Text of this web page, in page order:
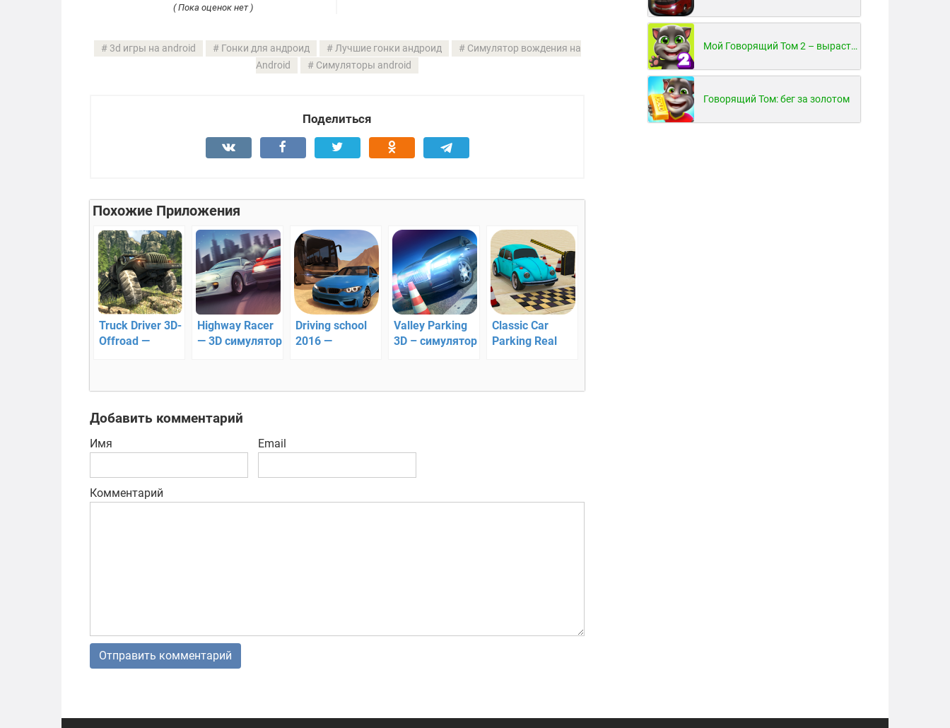
( Пока оценок нет )
3d игры на android Гонки для андроид Лучшие гонки андроид
Симулятор вождения на
Android
Симуляторы android
Поделиться
Похожие Приложения
Truck Driver 3D-
Offroad —
вождения
Highway Racer
— 3D симулятор
Driving school
2016 —
вождения
Valley Parking
3D – симулятор
Classic Car
Parking Real
парковки!
Добавить комментарий
Имя Email
Комментарий
Мой Говорящий Том 2 – вырасти и воспитай своего котенка
Говорящий Том: бег за золотом